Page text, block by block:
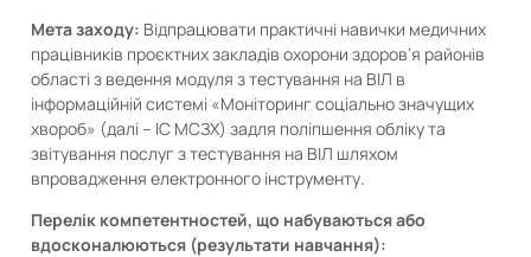
Мета заходу: Відпрацювати практичні навички медичних
працівників проєктних закладів охорони здоров’я районів
області з ведення модуля з тестування на ВІЛ в
інформаційній системі «Моніторинг соціально значущих
хвороб» (далі – ІС МСЗХ) задля поліпшення обліку та
звітування послуг з тестування на ВІЛ шляхом
впровадження електронного інструменту.
Перелік компетентностей, що набуваються або
вдосконалюються (результати навчання):